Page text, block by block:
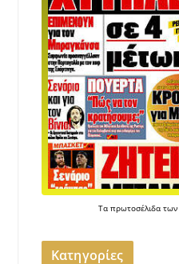
Τα πρωτοσέλιδα των
Kατηγορίες